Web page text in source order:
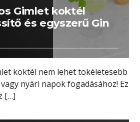
Gimlet koktél
és egyszerű Gin
koktél nem lehet tökéletesebb
nyári napok fogadásához! Ez
[…]